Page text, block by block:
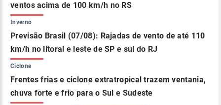
ventos acima de 100 km/h no RS
Inverno
Previsão Brasil (07/08): Rajadas de vento de até 110
km/h no litoral e leste de SP e sul do RJ
Ciclone
Frentes frias e ciclone extratropical trazem ventania,
chuva forte e frio para o Sul e Sudeste